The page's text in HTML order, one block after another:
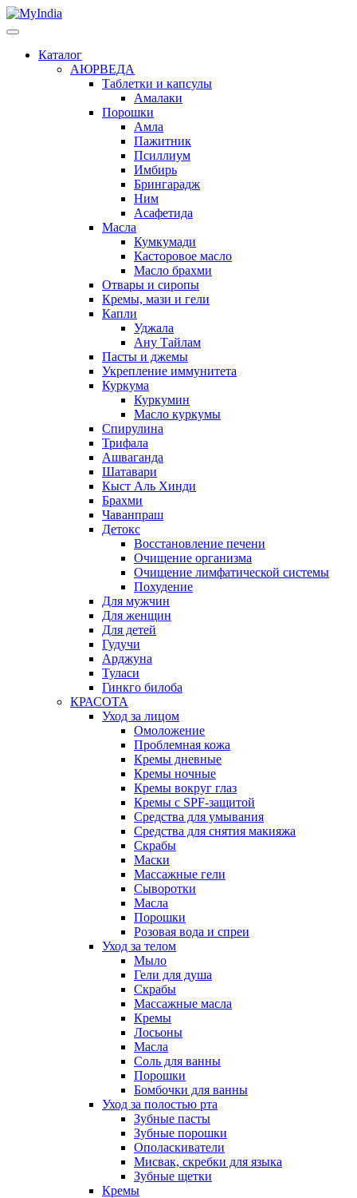
Каталог
АЮРВЕДА
Таблетки и капсулы
Амалаки
Порошки
Амла
Пажитник
Псиллиум
Имбирь
Брингарадж
Ним
Асафетида
Масла
Кумкумади
Касторовое масло
Масло брахми
Отвары и сиропы
Кремы, мази и гели
Капли
Уджала
Ану Тайлам
Пасты и джемы
Укрепление иммунитета
Куркума
Куркумин
Масло куркумы
Спирулина
Трифала
Ашваганда
Шатавари
Кыст Аль Хинди
Брахми
Чаванпраш
Детокс
Восстановление печени
Очищение организма
Очищение лимфатической системы
Похудение
Для мужчин
Для женщин
Для детей
Гудучи
Арджуна
Туласи
Гинкго билоба
КРАСОТА
Уход за лицом
Омоложение
Проблемная кожа
Кремы дневные
Кремы ночные
Кремы вокруг глаз
Кремы с SPF-защитой
Средства для умывания
Средства для снятия макияжа
Скрабы
Маски
Массажные гели
Сыворотки
Масла
Порошки
Розовая вода и спреи
Уход за телом
Мыло
Гели для душа
Скрабы
Массажные масла
Кремы
Лосьоны
Масла
Соль для ванны
Порошки
Бомбочки для ванны
Уход за полостью рта
Зубные пасты
Зубные порошки
Ополаскиватели
Мисвак, скребки для языка
Зубные щетки
Кремы